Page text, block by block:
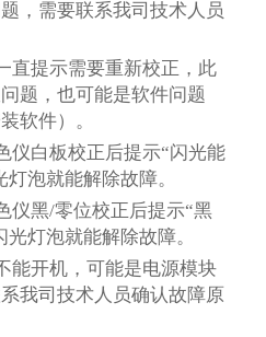
，需要联系我司技术人员
直提示需要重新校正，此
题，也可能是软件问题
软件）。
仪白板校正后提示“闪光能
泡就能解除故障。
仪黑/零位校正后提示“黑
灯泡就能解除故障。
能开机，可能是电源模块
我司技术人员确认故障原